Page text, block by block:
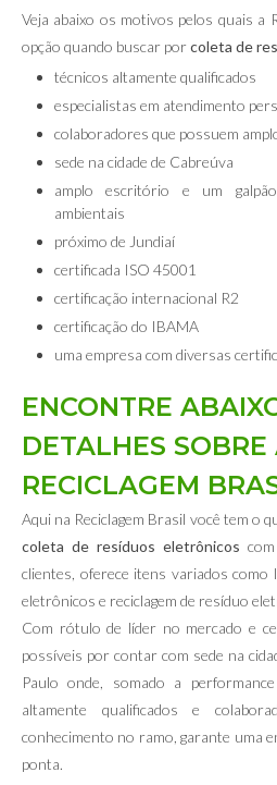
Veja abaixo os motivos pelos quais a
opção quando buscar porcoleta de
técnicos altamente qualificados
especialistas em atendimento
colaboradores que possuem
sede na cidade de Cabreúva
amplo escritório e um
ambientais
próximo de Jundiaí
certificada ISO 45001
certificação internacional R2
certificação do IBAMA
uma empresa com diversas
ENCONTRE
DETALHES SOBRE
RECICLAGEM
Aqui na Reciclagem Brasil você tem o
coleta de resíduos eletrônicos
clientes, oferece itens variados como
eletrônicos e reciclagem de resíduo
Com rótulo de líder no mercado e
possíveis por contar com sede na
Paulo onde, somado a
altamente qualificados e
conhecimento no ramo, garante uma
ponta.